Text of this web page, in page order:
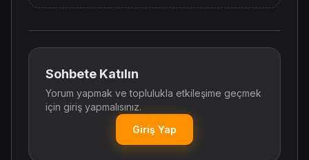
Sohbete Katılın
Yorum yapmak ve toplulukla etkileşime geçmek
için giriş yapmalısınız.
Giriş Yap